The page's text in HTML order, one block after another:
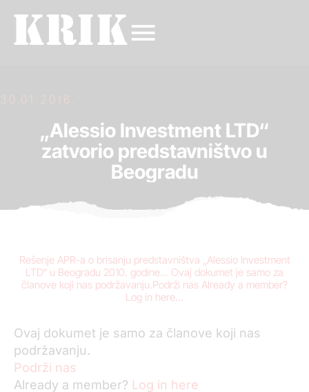
30.01.2016.
„Alessio Investment LTD“
zatvorio predstavništvo u
Beogradu
Rešenje APR-a o brisanju predstavništva „Alessio Investment
LTD“ u Beogradu 2010. godine… Ovaj dokumet je samo za
članove koji nas podržavanju.Podrži nas Already a member?
Log in here...
Ovaj dokumet je samo za članove koji nas
podržavanju.
Podrži nas
Already a member? Log in here